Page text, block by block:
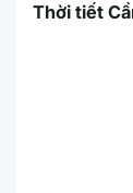
Thời tiết